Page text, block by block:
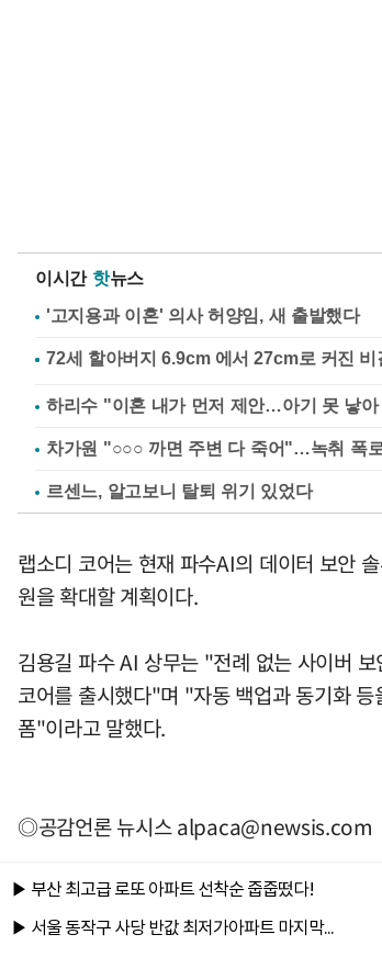
이시간 핫뉴스
'고지용과 이혼' 의사 허양임, 새 출발했다
하리수 "이혼 내가 먼저 제안…아기 못 낳
차가원 "○○○ 까면 주변 다 죽어"…녹취 폭
르센느, 알고보니 탈퇴 위기 있었다
랩소디 코어는 현재 파수AI의 데이터 보안
원을 확대할 계획이다.
김용길 파수 AI 상무는 "전례 없는 사이버
코어를 출시했다"며 "자동 백업과 동기화
폼"이라고 말했다.
◎공감언론 뉴시스alpaca@newsis.com